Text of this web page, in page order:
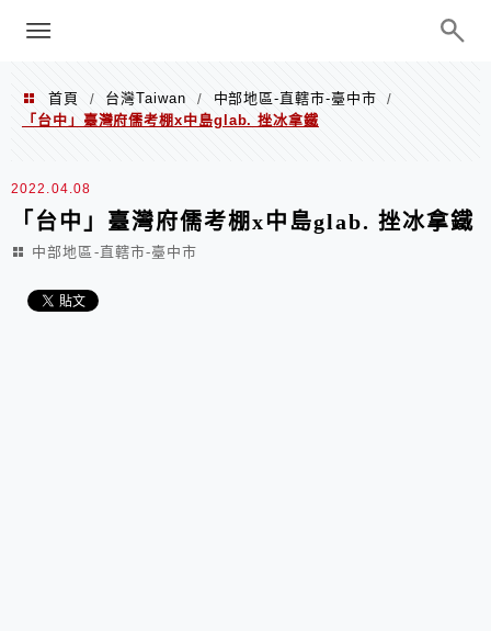
巧、世界走透透
menu
首頁 / 台灣Taiwan / 中部地區-直轄市-臺中市
/
「台中」臺灣府儒考棚x中島glab. 挫冰拿鐵
2022.04.08
「台中」臺灣府儒考棚x中島glab. 挫冰拿鐵
中部地區-直轄市-臺中市